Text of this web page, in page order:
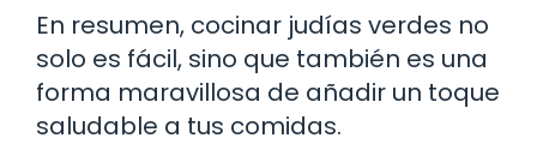
En resumen, cocinar judías verdes no
solo es fácil, sino que también es una
forma maravillosa de añadir un toque
saludable a tus comidas.